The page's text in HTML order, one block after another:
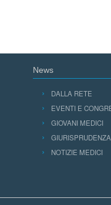
News
DALLA RETE
EVENTI E
GIOVANI MEDICI
GIURISPRUDENZA
NOTIZIE MEDICI